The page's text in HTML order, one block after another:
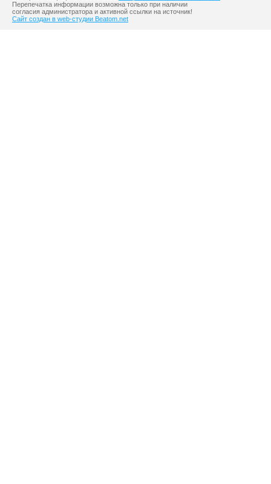
Перепечатка информации возможна только при наличии
согласия администратора и активной ссылки на источник!
Сайт создан в web-студии Beatom.net